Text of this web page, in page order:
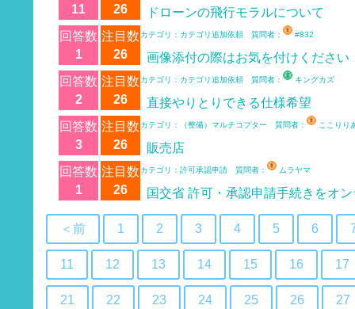
11
26
ドローンの飛行モラルについて
回答数
1
注目数
26
カテゴリ：カテゴリ追加依頼 質問者： #832
画像添付の際はお気を付けください
回答数
2
注目数
26
カテゴリ：カテゴリ追加依頼 質問者： キングカズ
直接やりとりできる仕様希望
回答数
3
注目数
26
カテゴリ：（整備）マルチコプター 質問者： ここりり
販売店
回答数
1
注目数
26
カテゴリ：許可承認申請 質問者： ムラヤマ
国交省 許可・承認申請手続きをオ
＜前 1 2 3 4 5 6
11 12 13 14 15 16 17
21 22 23 24 25 26 27